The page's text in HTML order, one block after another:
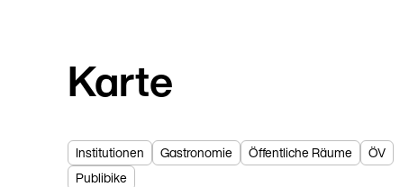
Karte
Institutionen Gastronomie Öffentliche Räume
ÖV
Publibike